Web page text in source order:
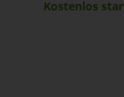
Kostenlos